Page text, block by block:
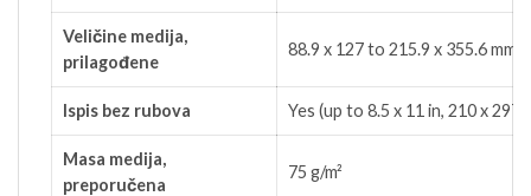
Veličine medija,
prilagođene
88.9 x 127 to 215.9 x 355.6 mm
Ispis bez rubova Yes (up to 8.5 x 11 in, 210 x 297
Masa medija,
preporučena
75 g/m²